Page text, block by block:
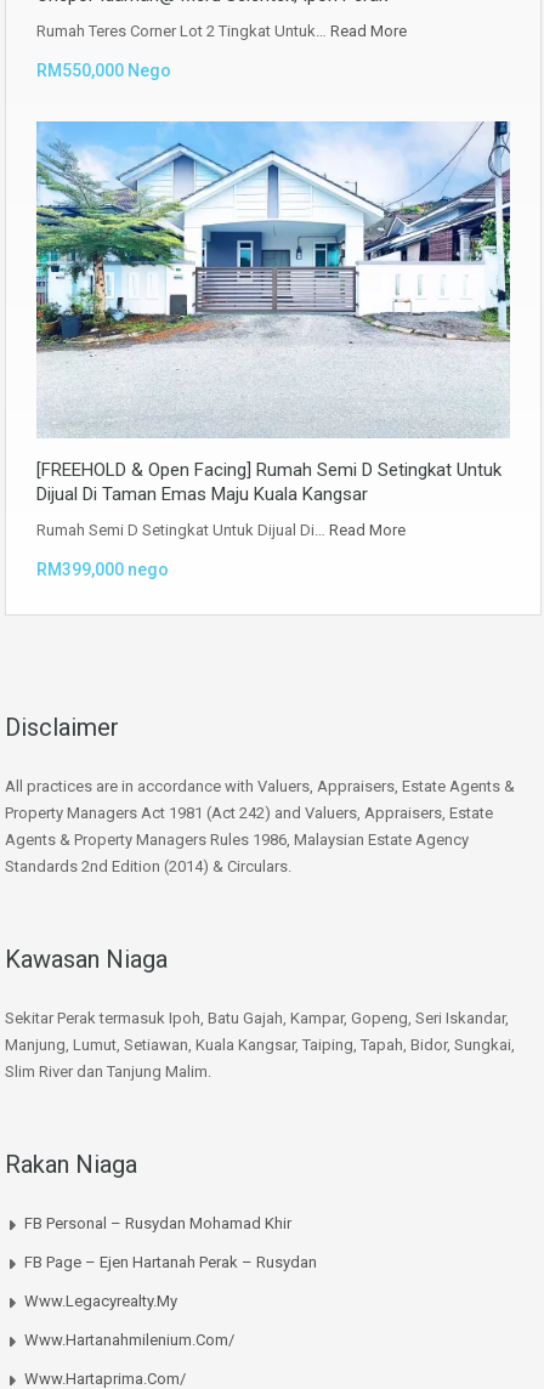
Rumah Teres Corner Lot 2 Tingkat Untuk… Read More
RM550,000 Nego
[FREEHOLD & Open Facing] Rumah Semi D Setingkat Untuk
Dijual Di Taman Emas Maju Kuala Kangsar
Rumah Semi D Setingkat Untuk Dijual Di… Read More
RM399,000 nego
Disclaimer
All practices are in accordance with Valuers, Appraisers, Estate Agents &
Property Managers Act 1981 (Act 242) and Valuers, Appraisers, Estate
Agents & Property Managers Rules 1986, Malaysian Estate Agency
Standards 2nd Edition (2014) & Circulars.
Kawasan Niaga
Sekitar Perak termasuk Ipoh, Batu Gajah, Kampar, Gopeng, Seri Iskandar,
Manjung, Lumut, Setiawan, Kuala Kangsar, Taiping, Tapah, Bidor, Sungkai,
Slim River dan Tanjung Malim.
Rakan Niaga
FB Personal – Rusydan Mohamad Khir
FB Page – Ejen Hartanah Perak – Rusydan
Www.legacyrealty.my
Www.hartanahmilenium.com/
Www.hartaprima.com/